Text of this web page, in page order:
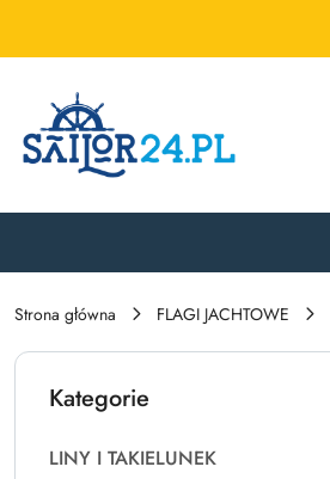
Strona główna FLAGI JACHTOWE
Kategorie
LINY I TAKIELUNEK